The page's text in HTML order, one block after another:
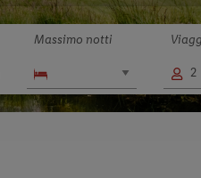
Massimo notti